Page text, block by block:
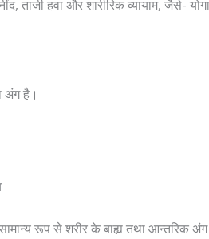
ताजी हवा और शारीरिक व्यायाम, जैसे-
अंग है।
रूप से शरीर के बाह्य तथा आन्तरिक अंग